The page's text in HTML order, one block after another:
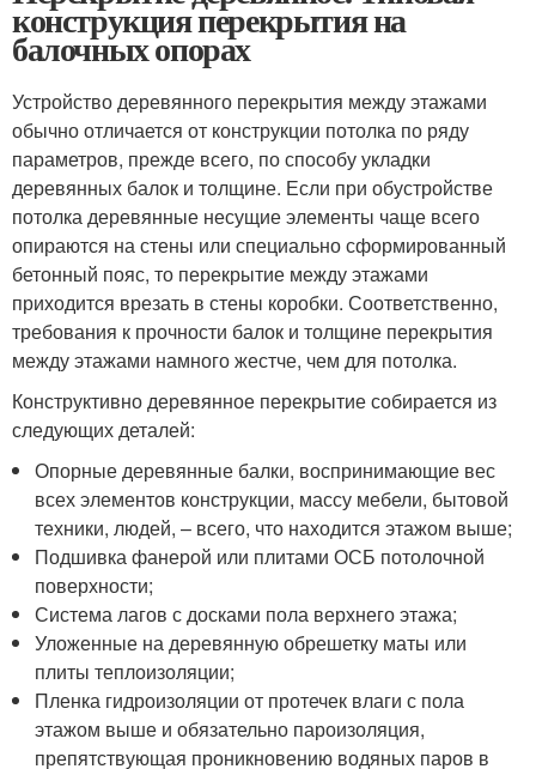
конструкция перекрытия на
балочных опорах
Устройство деревянного перекрытия между этажами
обычно отличается от конструкции потолка по ряду
параметров, прежде всего, по способу укладки
деревянных балок и толщине. Если при обустройстве
потолка деревянные несущие элементы чаще всего
опираются на стены или специально сформированный
бетонный пояс, то перекрытие между этажами
приходится врезать в стены коробки. Соответственно,
требования к прочности балок и толщине перекрытия
между этажами намного жестче, чем для потолка.
Конструктивно деревянное перекрытие собирается из
следующих деталей:
Опорные деревянные балки, воспринимающие вес
всех элементов конструкции, массу мебели, бытовой
техники, людей, – всего, что находится этажом выше;
Подшивка фанерой или плитами ОСБ потолочной
поверхности;
Система лагов с досками пола верхнего этажа;
Уложенные на деревянную обрешетку маты или
плиты теплоизоляции;
Пленка гидроизоляции от протечек влаги с пола
этажом выше и обязательно пароизоляция,
препятствующая проникновению водяных паров в